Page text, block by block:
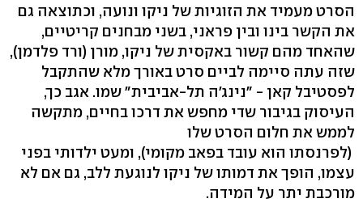
הסרט מעמיד את הזוגיות של ניקו ונועה, וכתוצאה גם
את הקשר בינו ובין פראני, בשני מבחנים קריטיים,
שהאחד מהם קשור באקסית של ניקו, מורן (ורד פלדמן),
שזה עתה סיימה לביים סרט באורך מלא שהתקבל
לפסטיבל קאן - "נינג'ה תל-אביבית" שמו. אגב כך,
העיסוק בגיבור שדי מחפש את דרכו בחיים, מתקשה
לממש את חלום הסרט שלו
(לפרנסתו הוא עובד בפאב מקומי), ומעט ילדותי בפני
עצמו, הופך את דמותו של ניקו לנוגעת ללב, גם אם לא
מורכבת יתר על המידה.